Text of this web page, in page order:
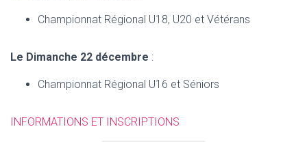
Championnat Régional U18, U20 et Vétérans
Le Dimanche 22 décembre :
Championnat Régional U16 et Séniors
INFORMATIONS ET INSCRIPTIONS